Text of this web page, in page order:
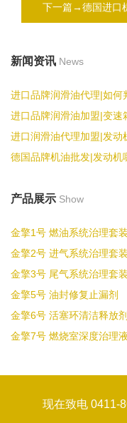
下一篇→德国进口
新闻资讯 News
进口品牌润滑油代理|如何
进口品牌润滑油加盟|变速
进口润滑油代理加盟|发动
德国品牌机油批发|发动机
产品展示 Show
金擎1号 燃油系统治理套装
金擎2号 进气系统治理套装
金擎3号 尾气系统治理套装
金擎5号 油封修复止漏剂
金擎6号 活塞环清洁释放剂
金擎7号 燃烧室深度治理液
现在致电 0411-